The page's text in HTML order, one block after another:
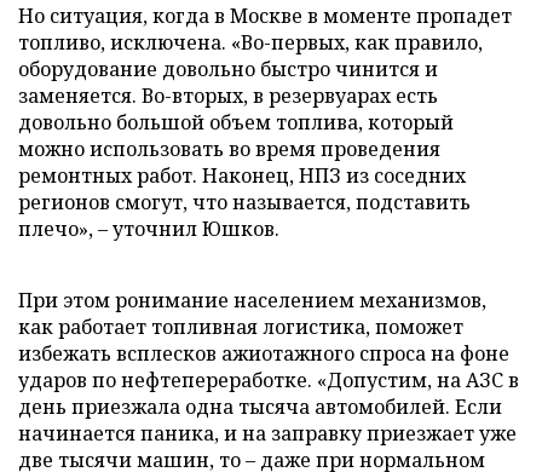
Но ситуация, когда в Москве в моменте пропадет
топливо, исключена. «Во-первых, как правило,
оборудование довольно быстро чинится и
заменяется. Во-вторых, в резервуарах есть
довольно большой объем топлива, который
можно использовать во время проведения
ремонтных работ. Наконец, НПЗ из соседних
регионов смогут, что называется, подставить
плечо», – уточнил Юшков.
При этом ронимание населением механизмов,
как работает топливная логистика, поможет
избежать всплесков ажиотажного спроса на фоне
ударов по нефтепереработке. «Допустим, на АЗС в
день приезжала одна тысяча автомобилей. Если
начинается паника, и на заправку приезжает уже
две тысячи машин, то – даже при нормальном